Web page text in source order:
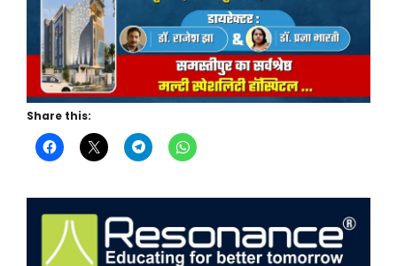
Share this: